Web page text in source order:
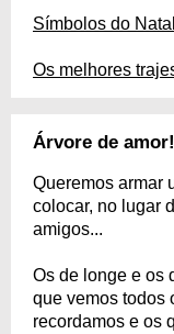
Símbolos do Natal
Os melhores
Árvore de amor!
Queremos armar
colocar, no lugar
amigos...
Os de longe e os
que vemos todos
recordamos e os